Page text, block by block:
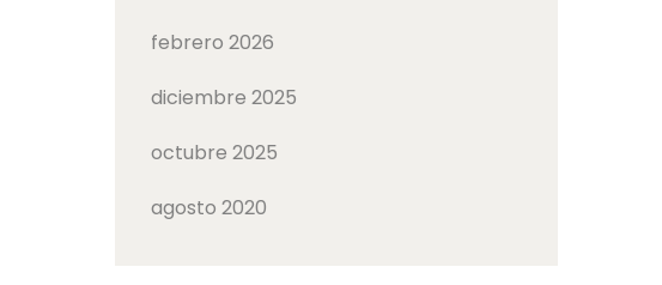
febrero 2026
diciembre 2025
octubre 2025
agosto 2020